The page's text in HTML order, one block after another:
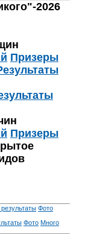
2026
Призеры
Призеры
Фото
Фото Много